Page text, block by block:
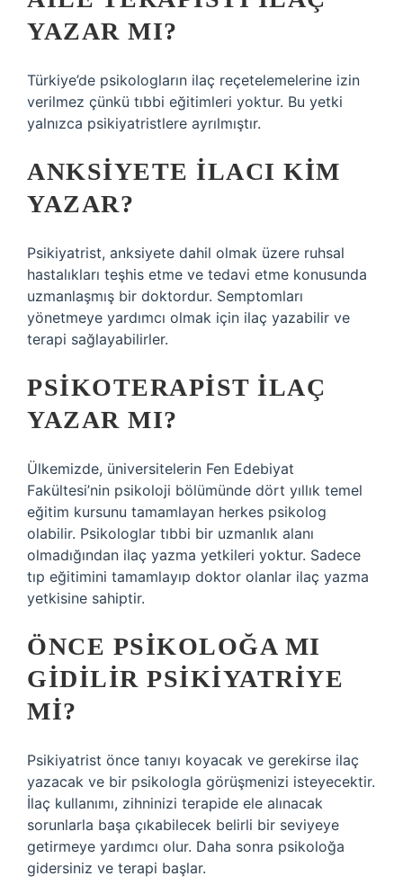
YAZAR MI?
Türkiye’de psikologların ilaç reçetelemelerine izin
verilmez çünkü tıbbi eğitimleri yoktur. Bu yetki
yalnızca psikiyatristlere ayrılmıştır.
ANKSIYETE ILACI KIM
YAZAR?
Psikiyatrist, anksiyete dahil olmak üzere ruhsal
hastalıkları teşhis etme ve tedavi etme konusunda
uzmanlaşmış bir doktordur. Semptomları
yönetmeye yardımcı olmak için ilaç yazabilir ve
terapi sağlayabilirler.
PSIKOTERAPIST ILAÇ
YAZAR MI?
Ülkemizde, üniversitelerin Fen Edebiyat
Fakültesi’nin psikoloji bölümünde dört yıllık temel
eğitim kursunu tamamlayan herkes psikolog
olabilir. Psikologlar tıbbi bir uzmanlık alanı
olmadığından ilaç yazma yetkileri yoktur. Sadece
tıp eğitimini tamamlayıp doktor olanlar ilaç yazma
yetkisine sahiptir.
ÖNCE PSIKOLOĞA MI
GIDILIR PSIKIYATRIYE
MI?
Psikiyatrist önce tanıyı koyacak ve gerekirse ilaç
yazacak ve bir psikologla görüşmenizi isteyecektir.
İlaç kullanımı, zihninizi terapide ele alınacak
sorunlarla başa çıkabilecek belirli bir seviyeye
getirmeye yardımcı olur. Daha sonra psikoloğa
gidersiniz ve terapi başlar.